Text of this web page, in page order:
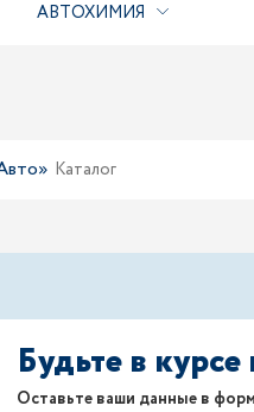
АВТОХИМИЯ
Каталог
Будьте в
Оставьте ваши данные в